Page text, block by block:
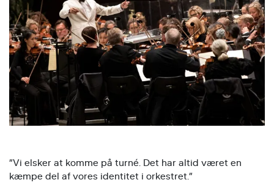
”Vi elsker at komme på turné. Det har altid været en
kæmpe del af vores identitet i orkestret.”